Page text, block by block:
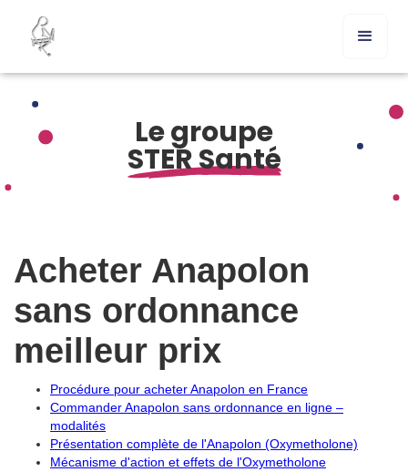
Le groupe
STER Santé
Acheter Anapolon
sans ordonnance
meilleur prix
Procédure pour acheter Anapolon en France
Commander Anapolon sans ordonnance en ligne –
modalités
Présentation complète de l'Anapolon (Oxymetholone)
Mécanisme d'action et effets de l'Oxymetholone